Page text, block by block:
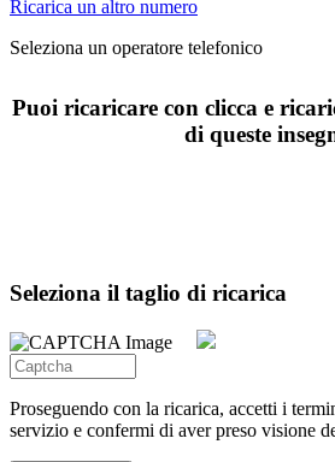
Ricarica un altro numero
Seleziona un operatore telefonico
Puoi ricaricare con clicca e
di queste
Seleziona il taglio di ricarica
Proseguendo con la ricarica, accetti i
servizio e confermi di aver preso visione